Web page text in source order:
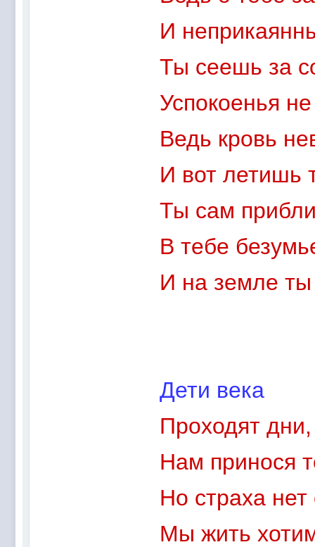
И
Ты сеешь за
Успокоенья
Ведь кровь
И вот летишь
Ты сам
В тебе
И на земле
Дети века
Проходят
Нам принося
Но страха
Мы жить